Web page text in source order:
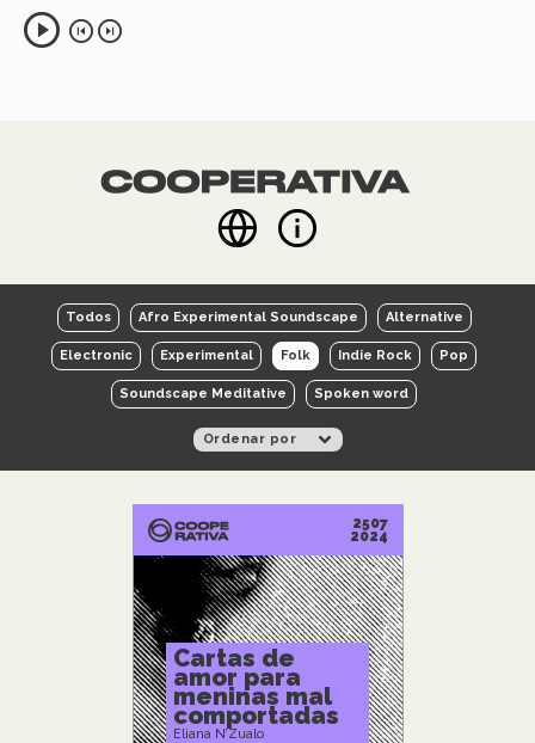
Todos Afro Experimental Soundscape Alternative
Electronic Experimental Folk Indie Rock Pop
Soundscape Meditative Spoken word
2507
2024
Cartas de
amor para
meninas mal
comportadas
Eliana N’Zualo